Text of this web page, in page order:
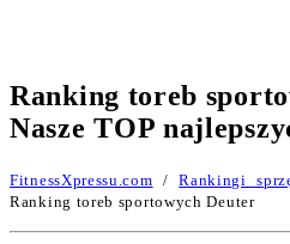
Ranking toreb
Nasze TOP
FitnessXpressu.com /Rankingi
Ranking toreb sportowych Deuter